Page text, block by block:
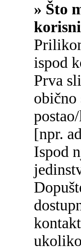
» Što
ispod
Prva
[npr.
Ispod